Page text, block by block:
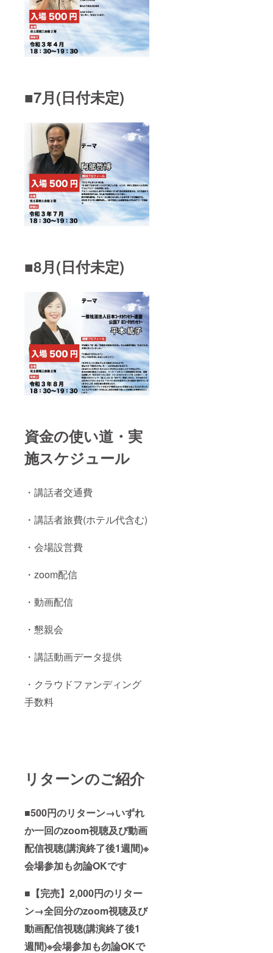
■7月(日付未定)
■8月(日付未定)
資金の使い道・実
施スケジュール
・講話者交通費
・講話者旅費(ホテル代含む)
・会場設営費
・zoom配信
・動画配信
・懇親会
・講話動画データ提供
・クラウドファンディング
手数料
リターンのご紹介
■500円のリターン→いずれ
か一回のzoom視聴及び動画
配信視聴(講演終了後1週間)※
会場参加も勿論OKです
■【完売】2,000円のリター
ン→全回分のzoom視聴及び
動画配信視聴(講演終了後1
週間)※会場参加も勿論OKで